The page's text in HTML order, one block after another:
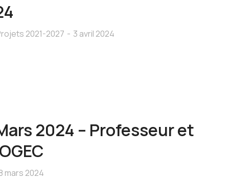
2021-2027 3 avril 2024
2024 – Professeur et
mars 2024